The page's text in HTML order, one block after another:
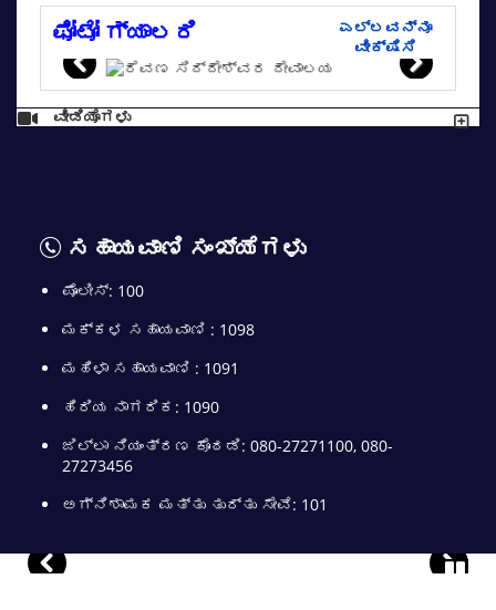
ಫೋಟೋ ಗ್ಯಾಲರಿ
ಎಲ್ಲವನ್ನೂ
ವೀಕ್ಷಿಸಿ
ವೀಡಿಯೊಗಳು
ಸಹಾಯವಾಣಿ ಸಂಖ್ಯೆಗಳು
ಪೊಲೀಸ್: 100
ಮಕ್ಕಳ ಸಹಾಯವಾಣಿ : 1098
ಮಹಿಳಾ ಸಹಾಯವಾಣಿ : 1091
ಹಿರಿಯ ನಾಗರಿಕ: 1090
ಜಿಲ್ಲಾ ನಿಯಂತ್ರಣ ಕೊಠಡಿ: 080-27271100, 080-
27273456
ಅಗ್ನಿಶಾಮಕ ಮತ್ತು ತುರ್ತು ಸೇವೆ: 101